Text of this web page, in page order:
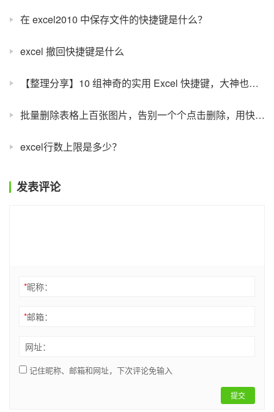
在 excel2010 中保存文件的快捷键是什么？
excel 撤回快捷键是什么
【整理分享】10 组神奇的实用 Excel 快捷键，大神也在用哟！
批量删除表格上百张图片，告别一个个点击删除，用快捷键五秒搞定
excel行数上限是多少？
发表评论
*昵称：
*邮箱：
网址：
记住昵称、邮箱和网址，下次评论免输入
提交